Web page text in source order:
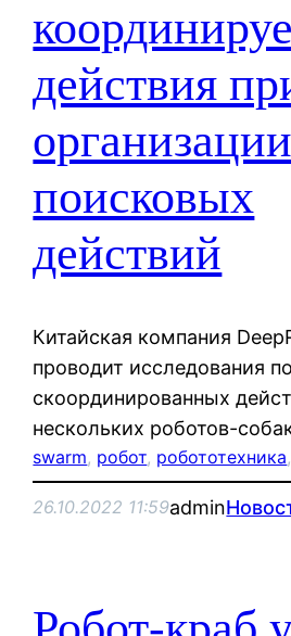
действия
организации
поисковых
действий
Китайская компания
проводит исследования
скоординированных
нескольких роботов-
swarm, робот, робототехника
26.10.2022 11:59admin